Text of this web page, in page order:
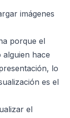
imágenes
porque el
alguien hace
lo
es el
el